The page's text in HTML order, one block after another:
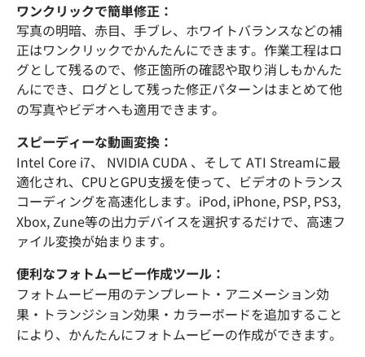
ワンクリックで簡単修正：
写真の明暗、赤目、手ブレ、ホワイトバランスなどの補
正はワンクリックでかんたんにできます。作業工程はロ
グとして残るので、修正箇所の確認や取り消しもかんた
んにでき、ログとして残った修正パターンはまとめて他
の写真やビデオへも適用できます。
スピーディーな動画変換：
Intel Core i7、 NVIDIA CUDA 、そして ATI Streamに最
適化され、CPUとGPU支援を使って、ビデオのトランス
コーディングを高速化します。iPod, iPhone, PSP, PS3,
Xbox, Zune等の出力デバイスを選択するだけで、高速フ
ァイル変換が始まります。
便利なフォトムービー作成ツール：
フォトムービー用のテンプレート・アニメーション効
果・トランジション効果・カラーボードを追加すること
により、かんたんにフォトムービーの作成ができます。